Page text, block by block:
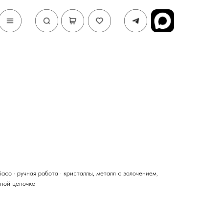
· ручная работа · кристаллы, металл с золочением,
цепочке